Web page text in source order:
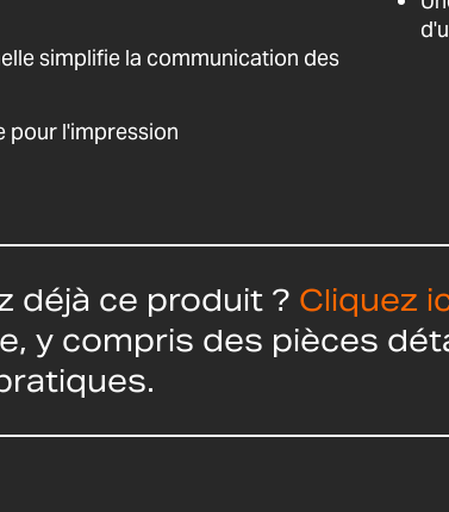
simplifie la communication des
pour l'impression
déjà ce produit ? Cliquez
y compris des pièces